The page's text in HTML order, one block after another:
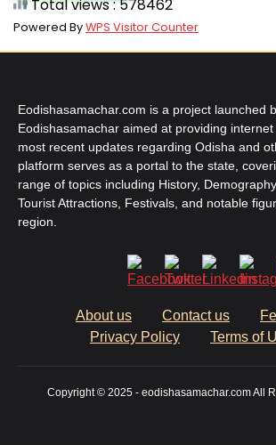
Total views : 578462
Powered ByWPS Visitor Counter
Eodishasamachar.com is a project launched
Eodishasamachar aimed at providing
most recent updates regarding Odisha and
platform serves as a portal to the state,
range of topics including History,
Tourist Attractions, Festivals, and notable
region.
About us Contact us
Privacy Policy
Terms of
Copyright © 2025 - eodishasamachar.com All